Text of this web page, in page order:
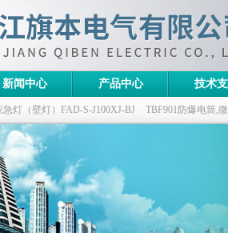
新闻中心 产品中心 技术
灯（壁灯）FAD-S-J100XJ-BJ TBF901防爆电筒,
长寿无极工厂灯,三防无极灯